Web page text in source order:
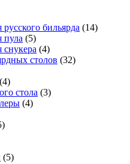
бильярда (14)
пула (5)
снукера (4)
столов (32)
(4)
стола (3)
(4)
(5)